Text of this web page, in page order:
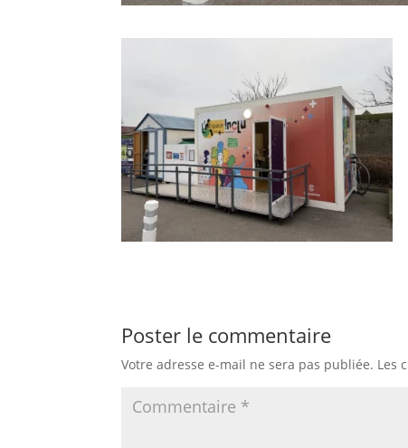
Poster le commentaire
Votre adresse e-mail ne sera pas publiée. Les